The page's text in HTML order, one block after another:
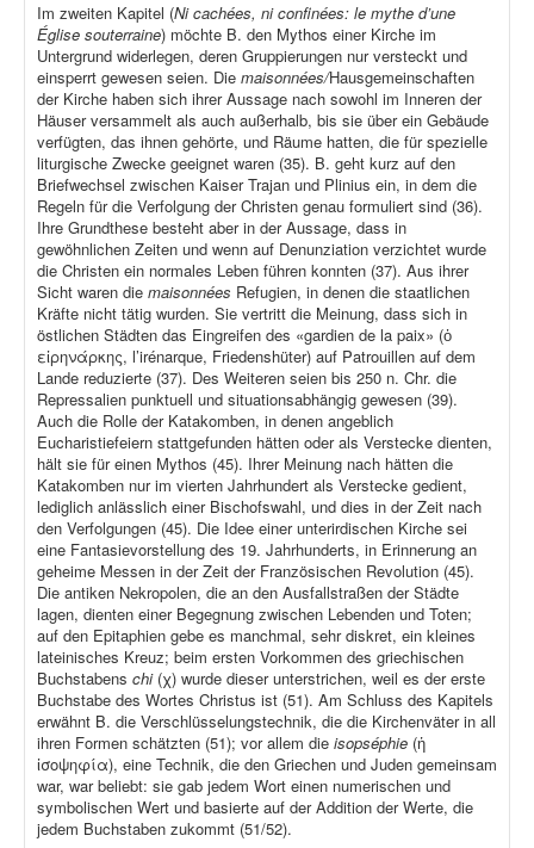
Im zweiten Kapitel (Ni cachées, ni confinées: le mythe d’une
Église souterraine) möchte B. den Mythos einer Kirche im
Untergrund widerlegen, deren Gruppierungen nur versteckt und
einsperrt gewesen seien. Die maisonnées/Hausgemeinschaften
der Kirche haben sich ihrer Aussage nach sowohl im Inneren der
Häuser versammelt als auch außerhalb, bis sie über ein Gebäude
verfügten, das ihnen gehörte, und Räume hatten, die für spezielle
liturgische Zwecke geeignet waren (35). B. geht kurz auf den
Briefwechsel zwischen Kaiser Trajan und Plinius ein, in dem die
Regeln für die Verfolgung der Christen genau formuliert sind (36).
Ihre Grundthese besteht aber in der Aussage, dass in
gewöhnlichen Zeiten und wenn auf Denunziation verzichtet wurde
die Christen ein normales Leben führen konnten (37). Aus ihrer
Sicht waren die maisonnées Refugien, in denen die staatlichen
Kräfte nicht tätig wurden. Sie vertritt die Meinung, dass sich in
östlichen Städten das Eingreifen des «gardien de la paix» (ὁ
εἰρηνάρκης, l’irénarque, Friedenshüter) auf Patrouillen auf dem
Lande reduzierte (37). Des Weiteren seien bis 250 n. Chr. die
Repressalien punktuell und situationsabhängig gewesen (39).
Auch die Rolle der Katakomben, in denen angeblich
Eucharistiefeiern stattgefunden hätten oder als Verstecke dienten,
hält sie für einen Mythos (45). Ihrer Meinung nach hätten die
Katakomben nur im vierten Jahrhundert als Verstecke gedient,
lediglich anlässlich einer Bischofswahl, und dies in der Zeit nach
den Verfolgungen (45). Die Idee einer unterirdischen Kirche sei
eine Fantasievorstellung des 19. Jahrhunderts, in Erinnerung an
geheime Messen in der Zeit der Französischen Revolution (45).
Die antiken Nekropolen, die an den Ausfallstraßen der Städte
lagen, dienten einer Begegnung zwischen Lebenden und Toten;
auf den Epitaphien gebe es manchmal, sehr diskret, ein kleines
lateinisches Kreuz; beim ersten Vorkommen des griechischen
Buchstabens chi (χ) wurde dieser unterstrichen, weil es der erste
Buchstabe des Wortes Christus ist (51). Am Schluss des Kapitels
erwähnt B. die Verschlüsselungstechnik, die die Kirchenväter in all
ihren Formen schätzten (51); vor allem die isopséphie (ἡ
ἰσοψηφία), eine Technik, die den Griechen und Juden gemeinsam
war, war beliebt: sie gab jedem Wort einen numerischen und
symbolischen Wert und basierte auf der Addition der Werte, die
jedem Buchstaben zukommt (51/52).